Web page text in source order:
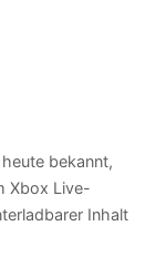
bekannt,
Xbox Live-
Inhalt